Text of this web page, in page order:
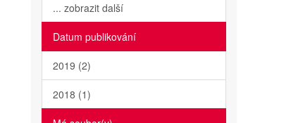
... zobrazit další
Datum publikování
2019 (2)
2018 (1)